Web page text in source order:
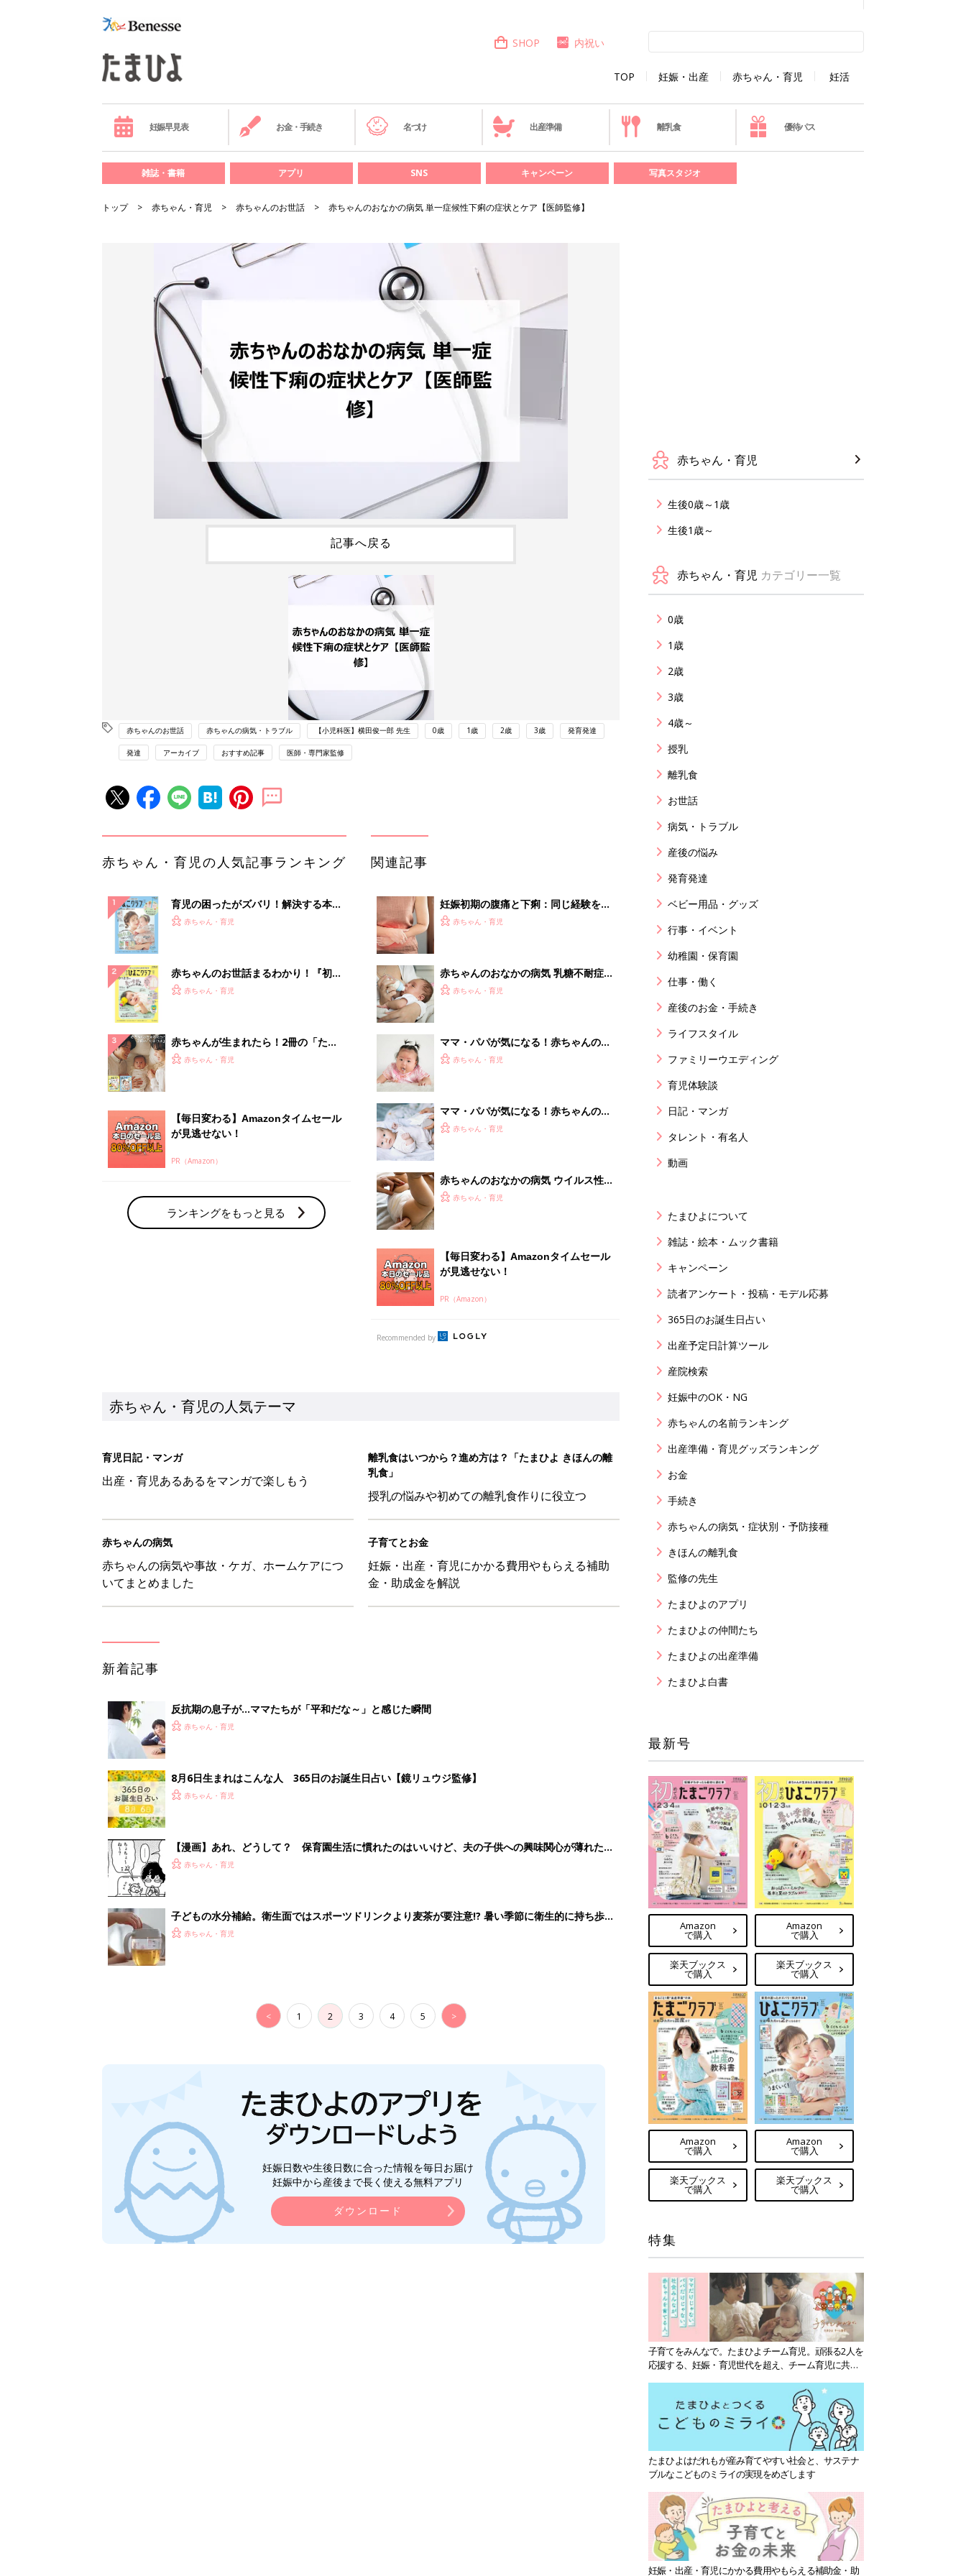
TOP 妊娠・出産 赤ちゃん・育児 妊活
SHOP 内祝い
妊娠早見表 お金・手続き 名づけ 出産準備 離乳食 優待パス
雑誌・書籍 アプリ SNS キャンペーン 写真スタジオ
トップ 赤ちゃん・育児 赤ちゃんのお世話 赤ちゃんのおなかの病気 単一症候性下痢の症状とケア【医師監修】
記事へ戻る
赤ちゃんのお世話 赤ちゃんの病気・トラブル 【小児科医】横田俊一郎 先生 0歳 1歳 2歳 3歳 発育発達
発達 アーカイブ おすすめ記事 医師・専門家監修
赤ちゃん・育児の人気記事ランキング
育児の困ったがズバリ！解決する本
『ひよこクラブ 夏号』 4カ月～2才
赤ちゃん・育児
赤ちゃんのお世話まるわかり！『初め
てのひよこクラブ 夏号』〈巻頭大特
解決テク
赤ちゃん・育児
赤ちゃんが生まれたら！2冊の「たま
ひよ」
赤ちゃん・育児
【毎日変わる】Amazonタイムセール
が見逃せない！
PR（Amazon）
ランキングをもっと見る
関連記事
妊娠初期の腹痛と下痢：同じ経験をし
た方いますか？－”まいにちのたまひ
赤ちゃん・育児
赤ちゃんのおなかの病気 乳糖不耐症
の症状とケア【医師監修】
赤ちゃん・育児
ママ・パパが気になる！赤ちゃんのお
なかの症状 生理的嘔吐 【医師監修】
赤ちゃん・育児
ママ・パパが気になる！赤ちゃんのお
なかの症状 生理的便秘 【医師監修】
赤ちゃん・育児
赤ちゃんのおなかの病気 ウイルス性
胃腸炎・乳児下痢症の症状とケア【医
赤ちゃん・育児
【毎日変わる】Amazonタイムセール
が見逃せない！
PR（Amazon）
Recommended by
赤ちゃん・育児の人気テーマ
育児日記・マンガ
出産・育児あるあるをマンガで楽しもう
離乳食はいつから？進め方は？「たまひよ きほんの離
乳食」
授乳の悩みや初めての離乳食作りに役立つ
赤ちゃんの病気
赤ちゃんの病気や事故・ケガ、ホームケアにつ
いてまとめました
子育てとお金
妊娠・出産・育児にかかる費用やもらえる補助
金・助成金を解説
新着記事
反抗期の息子が...ママたちが「平和だな～」と感じた瞬間
赤ちゃん・育児
8月6日生まれはこんな人 365日のお誕生日占い【鏡リュウジ監修】
赤ちゃん・育児
【漫画】あれ、どうして？ 保育園生活に慣れたのはいいけど、夫の子供への興味関心が薄れた気
がする……！『ふうふう子育て ＃91』
赤ちゃん・育児
子どもの水分補給。衛生面ではスポーツドリンクより麦茶が要注意!? 暑い季節に衛生的に持ち歩
く3つのコツとは？【専門家監修】
赤ちゃん・育児
< 1 2 3 4 5 >
妊娠日数や生後日数に合った情報を毎日お届け
妊娠中から産後まで長く使える無料アプリ
ダウンロード
赤ちゃん・育児
生後0歳～1歳
生後1歳～
赤ちゃん・育児 カテゴリー一覧
0歳
1歳
2歳
3歳
4歳～
授乳
離乳食
お世話
病気・トラブル
産後の悩み
発育発達
ベビー用品・グッズ
行事・イベント
幼稚園・保育園
仕事・働く
産後のお金・手続き
ライフスタイル
ファミリーウエディング
育児体験談
日記・マンガ
タレント・有名人
動画
たまひよについて
雑誌・絵本・ムック書籍
キャンペーン
読者アンケート・投稿・モデル応募
365日のお誕生日占い
出産予定日計算ツール
産院検索
妊娠中のOK・NG
赤ちゃんの名前ランキング
出産準備・育児グッズランキング
お金
手続き
赤ちゃんの病気・症状別・予防接種
きほんの離乳食
監修の先生
たまひよのアプリ
たまひよの仲間たち
たまひよの出産準備
たまひよ白書
最新号
Amazon
で購入
楽天ブックス
で購入
Amazon
で購入
楽天ブックス
で購入
Amazon
で購入
楽天ブックス
で購入
Amazon
で購入
楽天ブックス
で購入
特集
子育てをみんなで。たまひよチーム育児。頑張る2人を
応援する、妊娠・育児世代を超え、チーム育児に共感
たまひよはだれもが産み育てやすい社会と、サステナ
ブルなこどものミライの実現をめざします
妊娠・出産・育児にかかる費用やもらえる補助金・助